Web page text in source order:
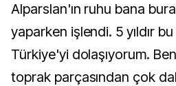
Alparslan'ın ruhu bana
yaparken işlendi. 5 yıldır
Türkiye'yi dolaşıyorum.
toprak parçasından çok